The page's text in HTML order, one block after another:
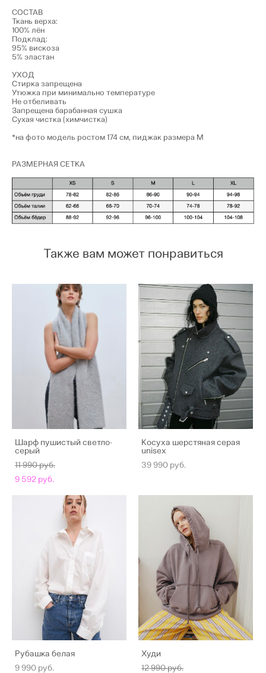
СОСТАВ
Ткань верха:
100% лён
Подклад:
95% вискоза
5% эластан
УХОД
Стирка запрещена
Утюжка при минимально температуре
Не отбеливать
Запрещена барабанная сушка
Сухая чистка (химчистка)
*на фото модель ростом 174 см, пиджак размера М
РАЗМЕРНАЯ СЕТКА
Также вам может понравиться
Шарф пушистый светло-
серый
11 990 pуб.
9 592 pуб.
Косуха шерстяная серая
unisex
39 990 pуб.
Рубашка белая
9 990 pуб.
Худи
12 990 pуб.